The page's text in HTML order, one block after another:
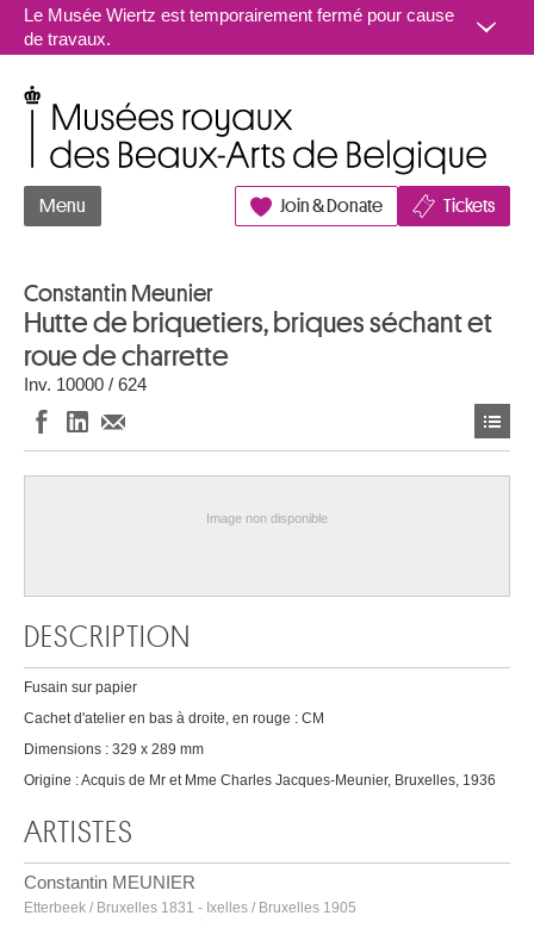
Aller au contenu
Le Musée Wiertz est temporairement fermé pour cause
de travaux.
Menu Join & Donate Tickets
Constantin Meunier
Hutte de briquetiers, briques séchant et
roue de charrette
Inv. 10000 / 624
Image non disponible
DESCRIPTION
Fusain sur papier
Cachet d'atelier en bas à droite, en rouge : CM
Dimensions : 329 x 289 mm
Origine : Acquis de Mr et Mme Charles Jacques-Meunier, Bruxelles, 1936
ARTISTES
Constantin MEUNIER
Etterbeek / Bruxelles 1831 - Ixelles / Bruxelles 1905